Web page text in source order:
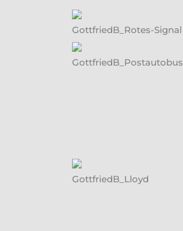
GottfriedB_Rotes-Signal
GottfriedB_Postautobus
GottfriedB_Lloyd